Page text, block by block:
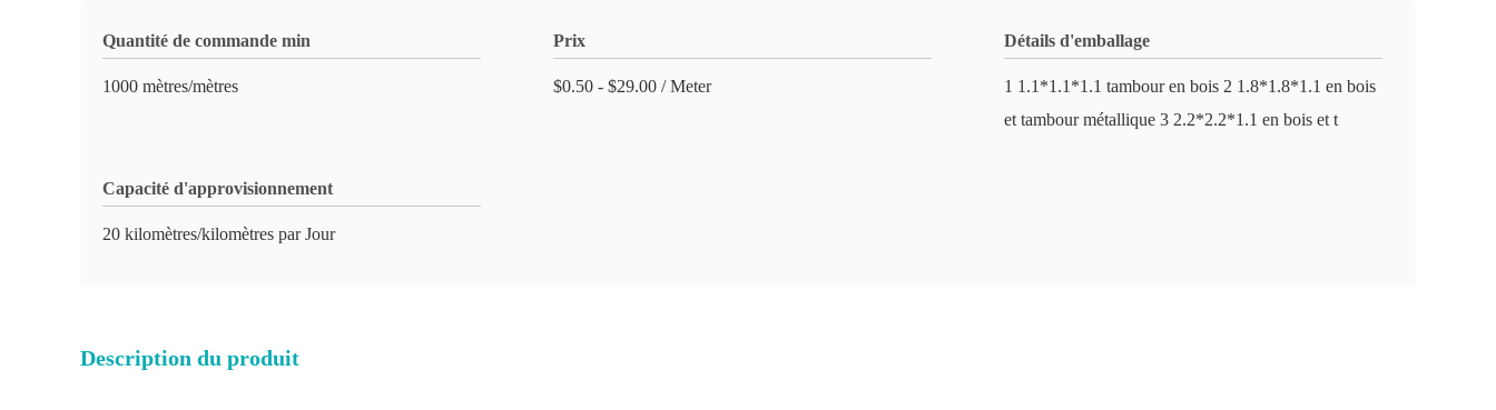
Quantité de commande min
1000 mètres/mètres
Prix
$0.50 - $29.00 / Meter
Détails d'emballage
1 1.1*1.1*1.1 tambour en bois 2 1.8*1.8*1.1 en bois
et tambour métallique 3 2.2*2.2*1.1 en bois et t
Capacité d'approvisionnement
20 kilomètres/kilomètres par Jour
Description du produit